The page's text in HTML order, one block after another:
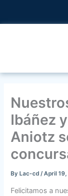
Ibáñez
Aniotz
ByLac-cd /April
Felicitamos a